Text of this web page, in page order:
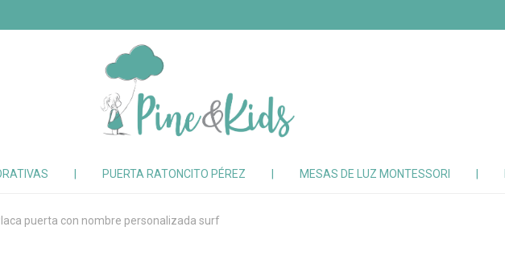
PUERTA RATONCITO PÉREZ MESAS DE LUZ MONTESSORI
puerta con nombre personalizada surf